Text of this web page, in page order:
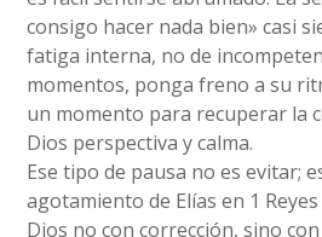
consigo hacer nada bien» casi
fatiga interna, no de
momentos, ponga freno a su
un momento para recuperar la
Dios perspectiva y calma.
Ese tipo de pausa no es evitar;
agotamiento de Elías en 1
Dios no con corrección, sino